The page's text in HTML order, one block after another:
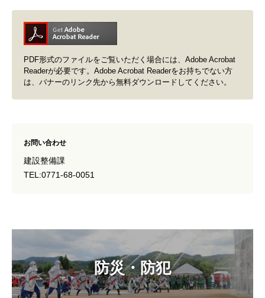
防災・防犯
PDF形式のファイルをご覧いただく場合には、Adobe Acrobat
Readerが必要です。Adobe Acrobat Readerをお持ちでない方
は、バナーのリンク先から無料ダウンロードしてください。
お問い合わせ
建設整備課
TEL:0771-68-0051